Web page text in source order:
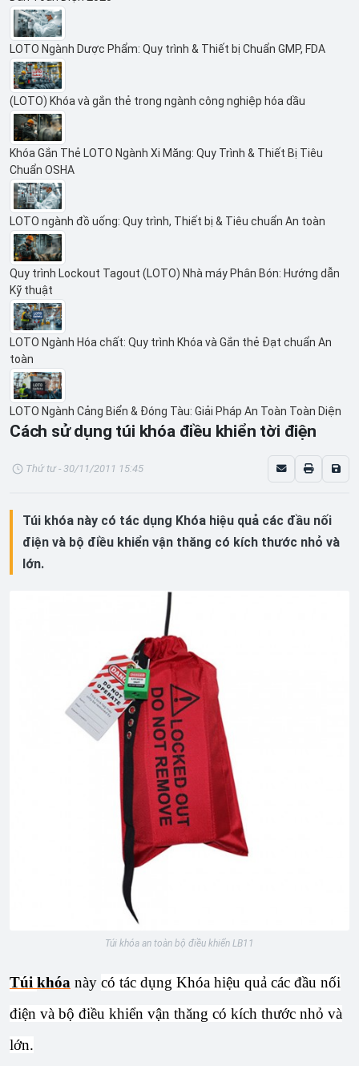
LOTO Ngành Dược Phẩm: Quy trình & Thiết bị Chuẩn GMP, FDA
(LOTO) Khóa và gắn thẻ trong ngành công nghiệp hóa dầu
Khóa Gắn Thẻ LOTO Ngành Xi Măng: Quy Trình & Thiết Bị Tiêu
Chuẩn OSHA
LOTO ngành đồ uống: Quy trình, Thiết bị & Tiêu chuẩn An toàn
Quy trình Lockout Tagout (LOTO) Nhà máy Phân Bón: Hướng dẫn
Kỹ thuật
LOTO Ngành Hóa chất: Quy trình Khóa và Gắn thẻ Đạt chuẩn An
toàn
LOTO Ngành Cảng Biển & Đóng Tàu: Giải Pháp An Toàn Toàn Diện
Cách sử dụng túi khóa điều khiển tời điện
Thứ tư - 30/11/2011 15:45
Túi khóa này có tác dụng Khóa hiệu quả các đầu nối
điện và bộ điều khiển vận thăng có kích thước nhỏ và
lớn.
Túi khóa an toàn bộ điều khiển LB11
Túi khóa này có tác dụng Khóa hiệu quả các đầu nối
điện và bộ điều khiển vận thăng có kích thước nhỏ và
lớn.